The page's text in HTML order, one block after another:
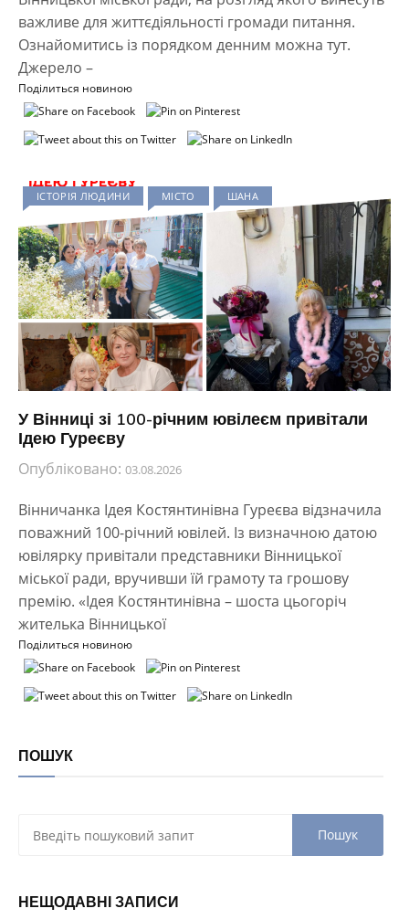
важливе для життєдіяльності громади питання.
Ознайомитись із порядком денним можна тут.
Джерело –
Поділиться новиною
ІСТОРІЯ ЛЮДИНИ МІСТО ШАНА
У Вінниці зі 100-річним ювілеєм привітали
Ідею Гуреєву
Опубліковано: 03.08.2026
Вінничанка Ідея Костянтинівна Гуреєва відзначила
поважний 100-річний ювілей. Із визначною датою
ювілярку привітали представники Вінницької
міської ради, вручивши їй грамоту та грошову
премію. «Ідея Костянтинівна – шоста цьогоріч
жителька Вінницької
Поділиться новиною
ПОШУК
НЕЩОДАВНІ ЗАПИСИ